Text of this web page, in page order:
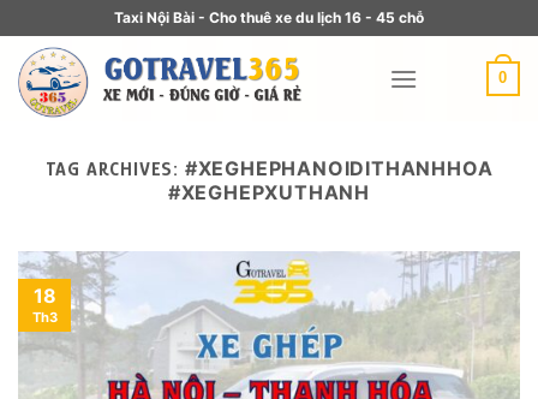
Taxi Nội Bài - Cho thuê xe du lịch 16 - 45 chỗ
0
TAG ARCHIVES: #XEGHEPHANOIDITHANHHOA
#XEGHEPXUTHANH
18
Th3